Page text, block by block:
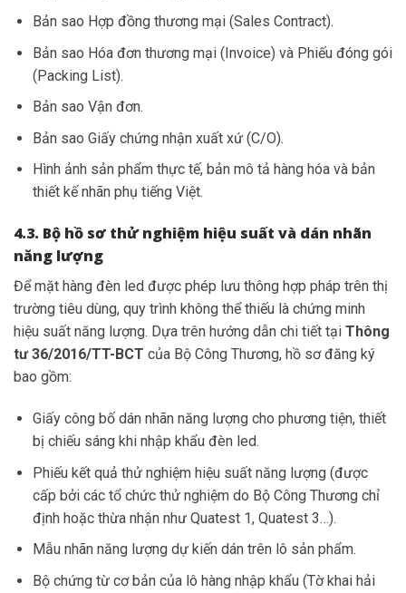
Bản sao Hợp đồng thương mại (Sales Contract).
Bản sao Hóa đơn thương mại (Invoice) và Phiếu đóng gói
(Packing List).
Bản sao Vận đơn.
Bản sao Giấy chứng nhận xuất xứ (C/O).
Hình ảnh sản phẩm thực tế, bản mô tả hàng hóa và bản
thiết kế nhãn phụ tiếng Việt.
4.3. Bộ hồ sơ thử nghiệm hiệu suất và dán nhãn
năng lượng
Để mặt hàng đèn led được phép lưu thông hợp pháp trên thị
trường tiêu dùng, quy trình không thể thiếu là chứng minh
hiệu suất năng lượng. Dựa trên hướng dẫn chi tiết tại Thông
tư 36/2016/TT-BCT của Bộ Công Thương, hồ sơ đăng ký
bao gồm:
Giấy công bố dán nhãn năng lượng cho phương tiện, thiết
bị chiếu sáng khi nhập khẩu đèn led.
Phiếu kết quả thử nghiệm hiệu suất năng lượng (được
cấp bởi các tổ chức thử nghiệm do Bộ Công Thương chỉ
định hoặc thừa nhận như Quatest 1, Quatest 3…).
Mẫu nhãn năng lượng dự kiến dán trên lô sản phẩm.
Bộ chứng từ cơ bản của lô hàng nhập khẩu (Tờ khai hải